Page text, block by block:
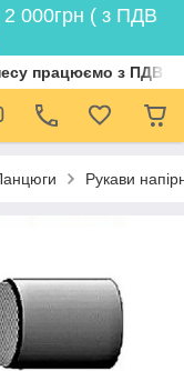
000грн ( з ПДВ
працюємо з ПДВ
Рукави